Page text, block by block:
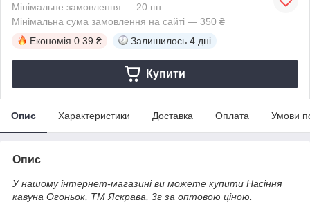
Мінімальне замовлення — 20 шт.
Мінімальна сума замовлення на сайті — 350 ₴
Економія 0.39 ₴ Залишилось 4 дні
Купити
Опис Характеристики Доставка Оплата Умови
Опис
У нашому інтернет-магазині ви можете купити Насіння
кавуна Огоньок, ТМ Яскрава, 3г за оптовою ціною.